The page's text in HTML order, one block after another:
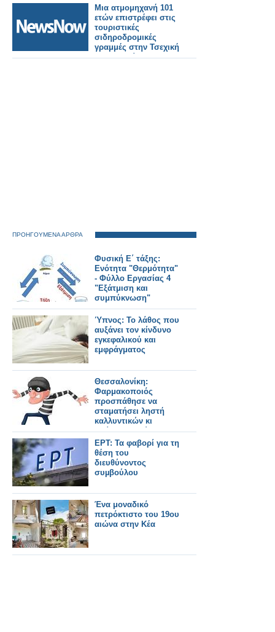
Μια ατμομηχανή 101
ετών επιστρέφει στις
τουριστικές
σιδηροδρομικές
γραμμές στην Τσεχική
Δημοκρατία.
ΠΡΟΗΓΟΥΜΕΝΑ ΑΡΘΡΑ
Φυσική Ε΄ τάξης:
Ενότητα "Θερμότητα"
- Φύλλο Εργασίας 4
"Εξάτμιση και
συμπύκνωση"
Ύπνος: Το λάθος που
αυξάνει τον κίνδυνο
εγκεφαλικού και
εμφράγματος
Θεσσαλονίκη:
Φαρμακοποιός
προσπάθησε να
σταματήσει ληστή
καλλυντικών κι
εκείνος τη χτύπησε
ΕΡΤ: Τα φαβορί για τη
θέση του
διευθύνοντος
συµβούλου
Ένα μοναδικό
πετρόκτιστο του 19ου
αιώνα στην Κέα